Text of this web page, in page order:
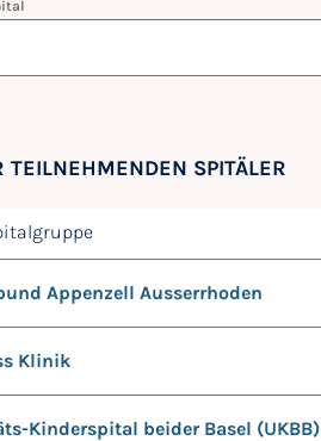
TEILNEHMENDEN SPITÄLER
Appenzell Ausserrhoden
Klinik
Kinderspital beider Basel (UKBB)